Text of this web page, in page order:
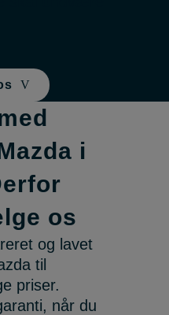
i
os
og lavet
til
priser.
når du